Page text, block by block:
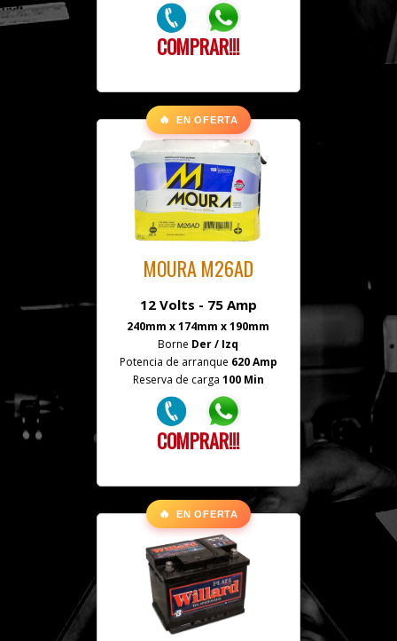
COMPRAR!!!
🔥 EN OFERTA
MOURA M26AD
12 Volts - 75 Amp
240mm x 174mm x 190mm
Borne Der / Izq
Potencia de arranque 620 Amp
Reserva de carga 100 Min
COMPRAR!!!
🔥 EN OFERTA